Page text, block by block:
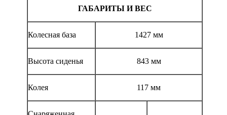
ГАБАРИТЫ И ВЕС
Колесная база 1427 мм
Высота сиденья 843 мм
Колея 117 мм